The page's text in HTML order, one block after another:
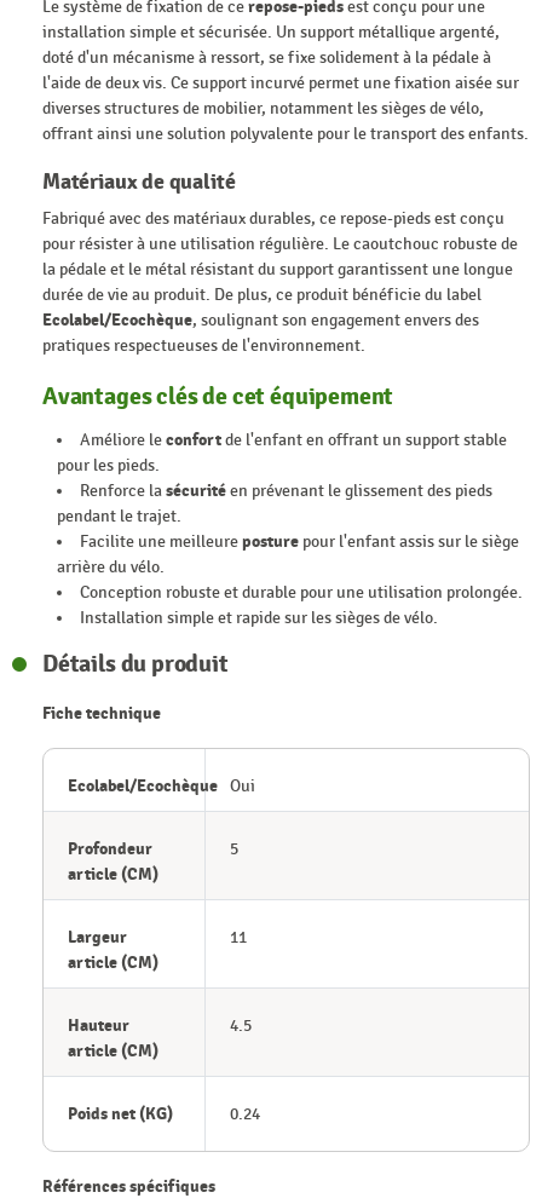
Le système de fixation de cerepose-piedsest conçu pour une
installation simple et sécurisée. Un support métallique argenté,
doté d'un mécanisme à ressort, se fixe solidement à la pédale à
l'aide de deux vis. Ce support incurvé permet une fixation aisée sur
diverses structures de mobilier, notamment les sièges de vélo,
offrant ainsi une solution polyvalente pour le transport des enfants.
Matériaux de qualité
Fabriqué avec des matériaux durables, ce repose-pieds est conçu
pour résister à une utilisation régulière. Le caoutchouc robuste de
la pédale et le métal résistant du support garantissent une longue
durée de vie au produit. De plus, ce produit bénéficie du label
Ecolabel/Ecochèque, soulignant son engagement envers des
pratiques respectueuses de l'environnement.
Avantages clés de cet équipement
Améliore leconfortde l'enfant en offrant un support stable
pour les pieds.
Renforce lasécuritéen prévenant le glissement des pieds
pendant le trajet.
Facilite une meilleureposture pour l'enfant assis sur le siège
arrière du vélo.
Conception robuste et durable pour une utilisation prolongée.
Installation simple et rapide sur les sièges de vélo.
Détails du produit
Fiche technique
Ecolabel/Ecochèque Oui
Profondeur
article (CM)
5
Largeur
article (CM)
11
Hauteur
article (CM)
4.5
Poids net (KG) 0.24
Références spécifiques